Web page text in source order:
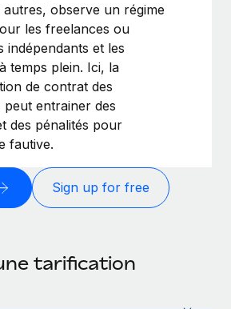
observe un régime
les freelances ou
indépendants et les
temps plein. Ici, la
de contrat des
peut entrainer des
des pénalités pour
fautive.
Sign up for free
tarification